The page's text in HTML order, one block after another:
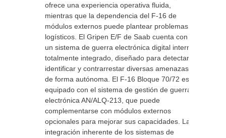
ofrece una experiencia operativa fluida,
mientras que la dependencia del F-16 de
módulos externos puede plantear problemas
logísticos. El Gripen E/F de Saab cuenta con
un sistema de guerra electrónica digital interno
totalmente integrado, diseñado para detectar,
identificar y contrarrestar diversas amenazas
de forma autónoma. El F-16 Bloque 70/72 está
equipado con el sistema de gestión de guerra
electrónica AN/ALQ-213, que puede
complementarse con módulos externos
opcionales para mejorar sus capacidades. La
integración inherente de los sistemas de